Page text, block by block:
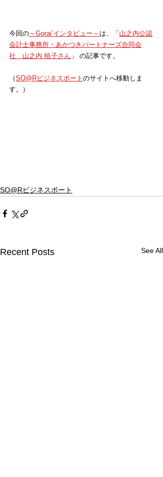
今回の～Gorai’インタビュー～ は、「 山之内公認
会計士事務所・あかつきパートナーズ合同会
社　山之内 暁子さん 」 の記事です。
（SO@Rビジネスポート のサイトへ移動しま
す。）
SO@Rビジネスポート
Recent Posts See All